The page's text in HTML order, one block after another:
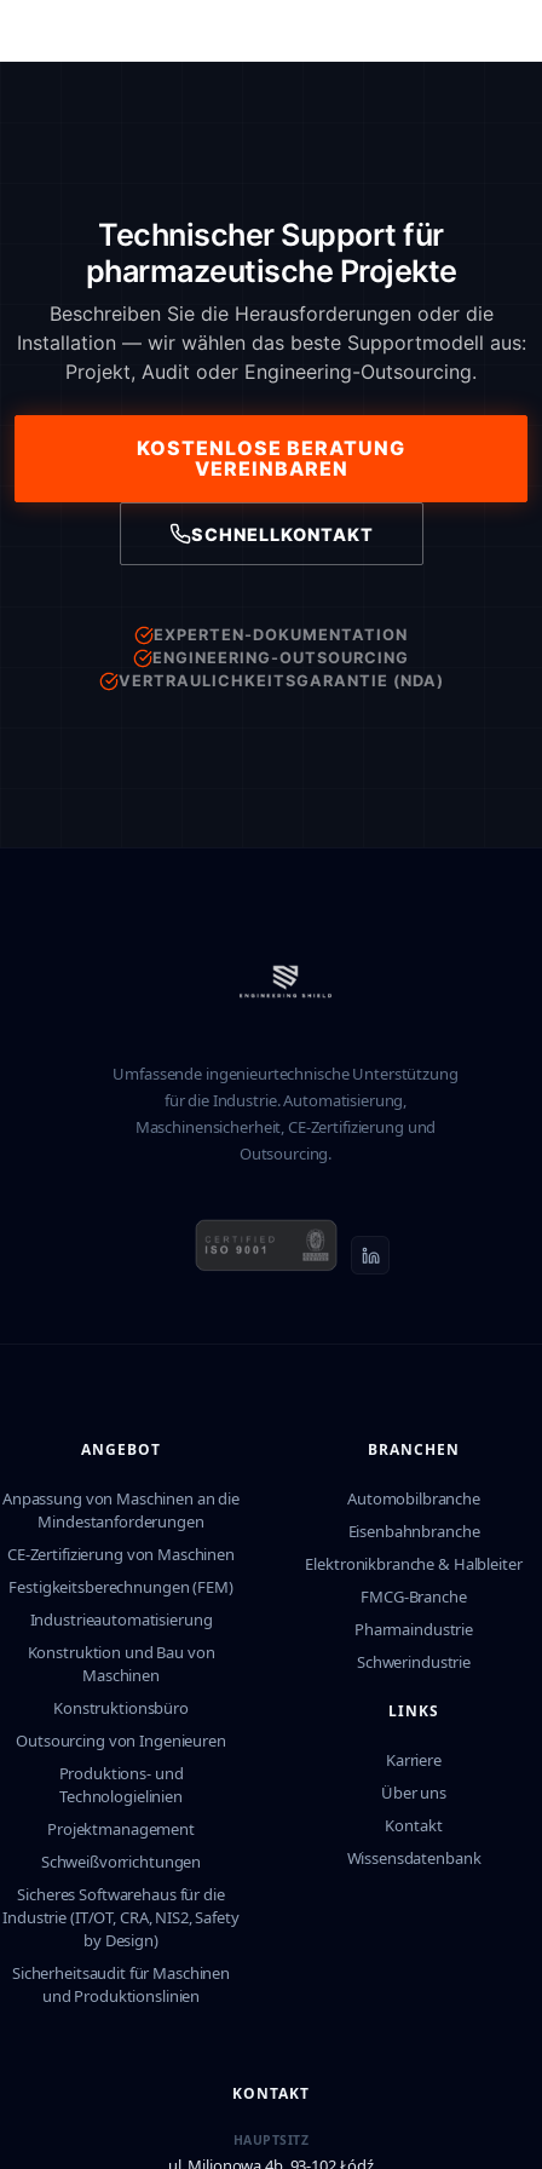
Technischer Support für
pharmazeutische Projekte
Beschreiben Sie die Herausforderungen oder die
Installation — wir wählen das beste Supportmodell aus:
Projekt, Audit oder Engineering-Outsourcing.
KOSTENLOSE BERATUNG
VEREINBAREN
SCHNELLKONTAKT
EXPERTEN-DOKUMENTATION
ENGINEERING-OUTSOURCING
VERTRAULICHKEITSGARANTIE (NDA)
Umfassende ingenieurtechnische Unterstützung
für die Industrie. Automatisierung,
Maschinensicherheit, CE-Zertifizierung und
Outsourcing.
ANGEBOT
Anpassung von Maschinen an die
Mindestanforderungen
CE-Zertifizierung von Maschinen
Festigkeitsberechnungen (FEM)
Industrieautomatisierung
Konstruktion und Bau von
Maschinen
Konstruktionsbüro
Outsourcing von Ingenieuren
Produktions- und
Technologielinien
Projektmanagement
Schweißvorrichtungen
Sicheres Softwarehaus für die
Industrie (IT/OT, CRA, NIS2, Safety
by Design)
Sicherheitsaudit für Maschinen
und Produktionslinien
BRANCHEN
Automobilbranche
Eisenbahnbranche
Elektronikbranche & Halbleiter
FMCG-Branche
Pharmaindustrie
Schwerindustrie
LINKS
Karriere
Über uns
Kontakt
Wissensdatenbank
KONTAKT
HAUPTSITZ